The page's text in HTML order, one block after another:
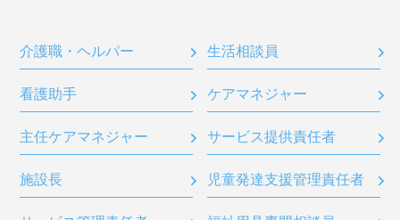
介護職・ヘルパー 生活相談員
看護助手 ケアマネジャー
主任ケアマネジャー サービス提供責任者
施設長 児童発達支援管理責任者